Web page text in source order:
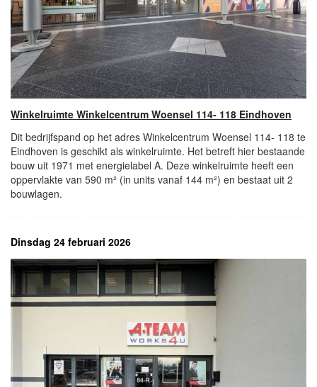
Winkelruimte Winkelcentrum Woensel 114- 118 Eindhoven
Dit bedrijfspand op het adres Winkelcentrum Woensel 114- 118 te
Eindhoven is geschikt als winkelruimte. Het betreft hier bestaande
bouw uit 1971 met energielabel A. Deze winkelruimte heeft een
oppervlakte van 590 m² (in units vanaf 144 m²) en bestaat uit 2
bouwlagen.
Dinsdag 24 februari 2026